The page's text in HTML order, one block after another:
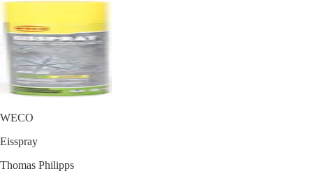
WECO
Eisspray
Thomas Philipps